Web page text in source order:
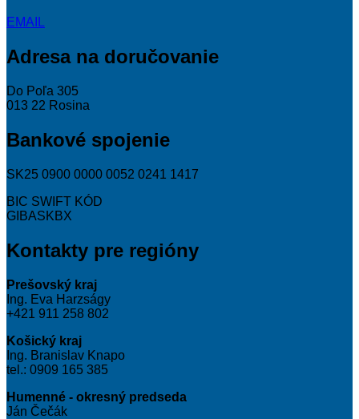
EMAIL
Adresa na doručovanie
Do Poľa 305
013 22 Rosina
Bankové spojenie
SK25 0900 0000 0052 0241 1417
BIC SWIFT KÓD
GIBASKBX
Kontakty pre regióny
Prešovský kraj
Ing. Eva Harzságy
+421 911 258 802
Košický kraj
Ing. Branislav Knapo
tel.: 0909 165 385
Humenné - okresný predseda
Ján Čečák